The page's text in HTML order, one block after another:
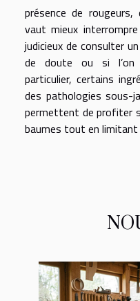
présence de rougeurs,
vaut mieux
judicieux de consulter
de doute ou si l’on
particulier, certains
des pathologies sous-
permettent de profiter
baumes tout en limitant